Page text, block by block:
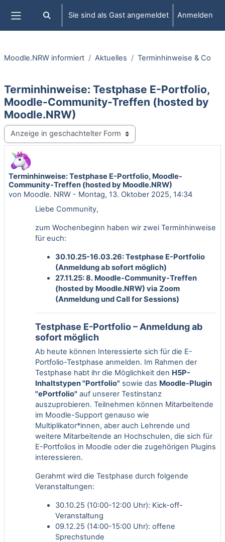
Website-Übersicht
Sucheingabe umschalten
Sie sind als Gast angemeldet Anmelden
Moodle.NRW informiert Aktuelles Terminhinweise & Co
Terminhinweise: Testphase E-Portfolio,
Moodle-Community-Treffen (hosted by
Moodle.NRW)
Anzeigemodus
Terminhinweise: Testphase E-Portfolio, Moodle-
Community-Treffen (hosted by Moodle.NRW)
von Moodle. NRW - Montag, 13. Oktober 2025, 14:34
Anzahl Antworten: 0
Liebe Community,
zum Wochenbeginn haben wir zwei Terminhinweise
für euch:
30.10.25-16.03.26: Testphase E-Portfolio
(Anmeldung ab sofort möglich)
27.11.25: 8. Moodle-Community-Treffen
(hosted by Moodle.NRW) via Zoom
(Anmeldung und Call for Sessions)
Testphase E-Portfolio – Anmeldung ab
sofort möglich
Ab heute können Interessierte sich für die E-
Portfolio-Testphase anmelden. Im Rahmen der
Testphase habt ihr die Möglichkeit den H5P-
Inhaltstypen "Portfolio" sowie das Moodle-Plugin
"ePortfolio" auf unserer Testinstanz
auszuprobieren. Teilnehmen können Mitarbeitende
im Moodle-Support genauso wie
Multiplikator*innen, aber auch Lehrende und
weitere Mitarbeitende an Hochschulen, die sich für
E-Portfolios in Moodle oder die zugehörigen Plugins
interessieren.
Gerahmt wird die Testphase durch folgende
Veranstaltungen:
30.10.25 (10:00-12:00 Uhr): Kick-off-
Veranstaltung
09.12.25 (14:00-15:00 Uhr): offene
Sprechstunde